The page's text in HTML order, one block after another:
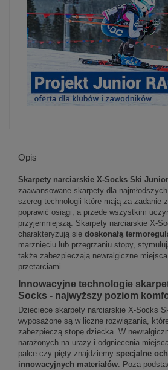
Opis
Skarpety narciarskie X-Socks Ski
zaawansowane skarpety dla
szereg technologii które mają za zadanie
poprawić osiągi, a przede wszystkim
przyjemniejszą. Skarpety narciarskie X-
charakteryzują się doskonałą
marznięciu lub przegrzaniu stopy,
także zabezpieczają newralgiczne
przetarciami.
Innowacyjne technologie
Socks - najwyższy poziom
Dziecięce skarpety narciarskie X-Socks
wyposażone są w liczne rozwiązania,
zabezpieczą stopę dziecka. W
narażonych na urazy i odgniecenia
palce czy pięty znajdziemy specjalne
innowacyjnych materiałów. Poza